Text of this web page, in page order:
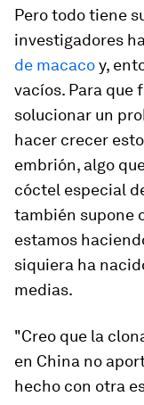
Pero todo tiene
investigadores
de macacoy,
vacíos. Para que
solucionar un
hacer crecer
embrión, algo
cóctel especial
también supone
estamos
siquiera ha
medias.
"Creo que la
en China no
hecho con otra